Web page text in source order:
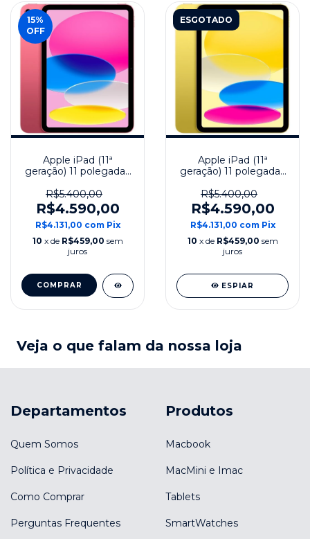
15%
OFF
Apple iPad (11ª
geração) 11 polegadas
2025 - Rosa
R$5.400,00
R$4.590,00
R$4.131,00 com Pix
10 x de R$459,00 sem
juros
COMPRAR
ESGOTADO
Apple iPad (11ª
geração) 11 polegadas
2025- Amarelo
R$5.400,00
R$4.590,00
R$4.131,00 com Pix
10 x de R$459,00 sem
juros
ESPIAR
Veja o que falam da nossa loja
Departamentos
Quem Somos
Política e Privacidade
Como Comprar
Perguntas Frequentes
Produtos
Macbook
MacMini e Imac
Tablets
SmartWatches